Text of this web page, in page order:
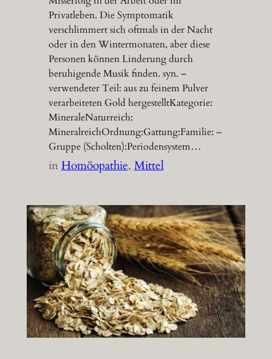
Privatleben. Die Symptomatik
verschlimmert sich oftmals in der Nacht
oder in den Wintermonaten, aber diese
Personen können Linderung durch
beruhigende Musik finden. syn. –
verwendeter Teil: aus zu feinem Pulver
verarbeiteten Gold hergestelltKategorie:
MineraleNaturreich:
MineralreichOrdnung:Gattung:Familie: –
Gruppe (Scholten):Periodensystem…
inHomöopathie, Mittel